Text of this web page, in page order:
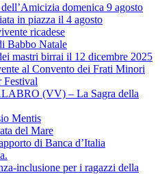
domenica 9 agosto
in piazza il 4 agosto
ricadese
Babbo Natale
mastri birrai il 12 dicembre 2025
al Convento dei Frati Minori
(VV) – La Sagra della
Mentis
del Mare
di Banca d’Italia
inclusione per i ragazzi della